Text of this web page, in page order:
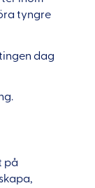
tyngre
dag
på